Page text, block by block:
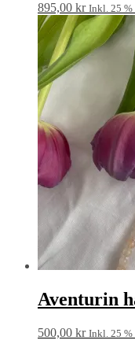
895,00 kr Inkl. 25 %
Aventurin
500,00 kr Inkl. 25 %